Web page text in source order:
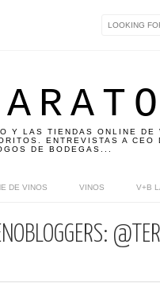
Y LAS TIENDAS ONLINE DE
ENTREVISTAS A CEO
DE BODEGAS...
DE VINOS VINOS V+B